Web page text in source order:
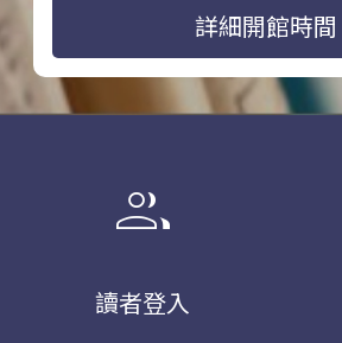
詳細開館時間
group
讀者登入